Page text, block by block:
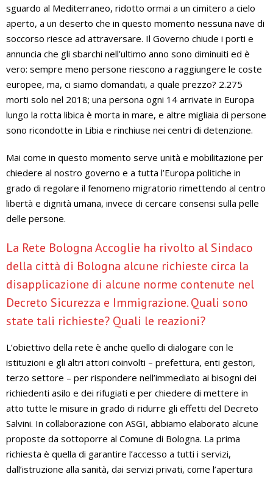
sguardo al Mediterraneo, ridotto ormai a un cimitero a cielo
aperto, a un deserto che in questo momento nessuna nave di
soccorso riesce ad attraversare. Il Governo chiude i porti e
annuncia che gli sbarchi nell’ultimo anno sono diminuiti ed è
vero: sempre meno persone riescono a raggiungere le coste
europee, ma, ci siamo domandati, a quale prezzo? 2.275
morti solo nel 2018; una persona ogni 14 arrivate in Europa
lungo la rotta libica è morta in mare, e altre migliaia di persone
sono ricondotte in Libia e rinchiuse nei centri di detenzione.
Mai come in questo momento serve unità e mobilitazione per
chiedere al nostro governo e a tutta l’Europa politiche in
grado di regolare il fenomeno migratorio rimettendo al centro
libertà e dignità umana, invece di cercare consensi sulla pelle
delle persone.
La Rete Bologna Accoglie ha rivolto al Sindaco
della città di Bologna alcune richieste circa la
disapplicazione di alcune norme contenute nel
Decreto Sicurezza e Immigrazione. Quali sono
state tali richieste? Quali le reazioni?
L’obiettivo della rete è anche quello di dialogare con le
istituzioni e gli altri attori coinvolti – prefettura, enti gestori,
terzo settore – per rispondere nell’immediato ai bisogni dei
richiedenti asilo e dei rifugiati e per chiedere di mettere in
atto tutte le misure in grado di ridurre gli effetti del Decreto
Salvini. In collaborazione con ASGI, abbiamo elaborato alcune
proposte da sottoporre al Comune di Bologna. La prima
richiesta è quella di garantire l’accesso a tutti i servizi,
dall’istruzione alla sanità, dai servizi privati, come l’apertura